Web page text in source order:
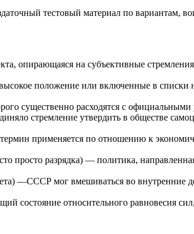
тестовый материал по вариантам,
опирающаяся на субъективные
положение или включенные в
существенно расходятся с
стремление утвердить в обществе
применяется по отношению к
просто разрядка) — политика,
—СССР мог вмешиваться во внутренние
состояние относительного равновесия